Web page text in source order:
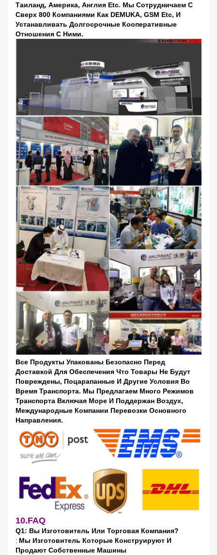
Таиланд, Америка, Англия Etc. Мы Сотрудничаем С
Сверх 800 Компаниями Как DEMUKA, GSM Etc, И
Устанавливать Долгосрочные Кооперативные
Отношения С Ними.
Все Продукты Упакованы Безопасно Перед
Доставкой Для Обеспечения Что Товары Не Будут
Повреждены, Поцарапанные И Другие Условия Во
Время Транспорта. Мы Предлагаем Много Режимов
Транспорта Включая Море И Поддержан Воздух,
Международные Компании Перевозки Основного
Направления.
10.FAQ
Q1: Вы Изготовитель Или Торговая Компания?
: Мы Изготовитель Которые Конструируют И
Продают Собственные Машины